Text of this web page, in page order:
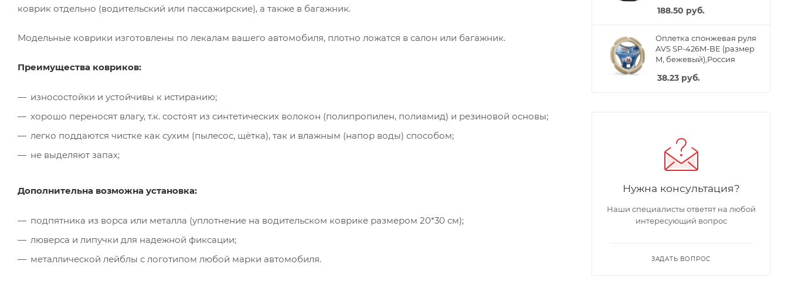
коврик отдельно (водительский или пассажирские), а также в багажник.
Модельные коврики изготовлены по лекалам вашего автомобиля, плотно ложатся в салон или багажник.
Преимущества ковриков:
износостойки и устойчивы к истиранию;
хорошо переносят влагу, т.к. состоят из синтетических волокон (полипропилен, полиамид) и резиновой основы;
легко поддаются чистке как сухим (пылесос, щётка), так и влажным (напор воды) способом;
не выделяют запах;
Дополнительна возможна установка:
подпятника из ворса или металла (уплотнение на водительском коврике размером 20*30 см);
люверса и липучки для надежной фиксации;
металлической лейблы с логотипом любой марки автомобиля.
188.50 руб.
Оплетка спонжевая руля
AVS SP-426M-BE (размер
M, бежевый),Россия
38.23 руб.
Нужна консультация?
Наши специалисты ответят на любой
интересующий вопрос
ЗАДАТЬ ВОПРОС